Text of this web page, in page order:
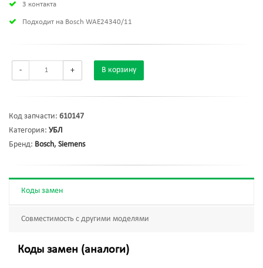
3 контакта
Подходит на Bosch WAE24340/11
- + В корзину
Код запчасти: 610147
Категория: УБЛ
Бренд: Bosch, Siemens
Коды замен
Совместимость с другими моделями
Коды замен (аналоги)